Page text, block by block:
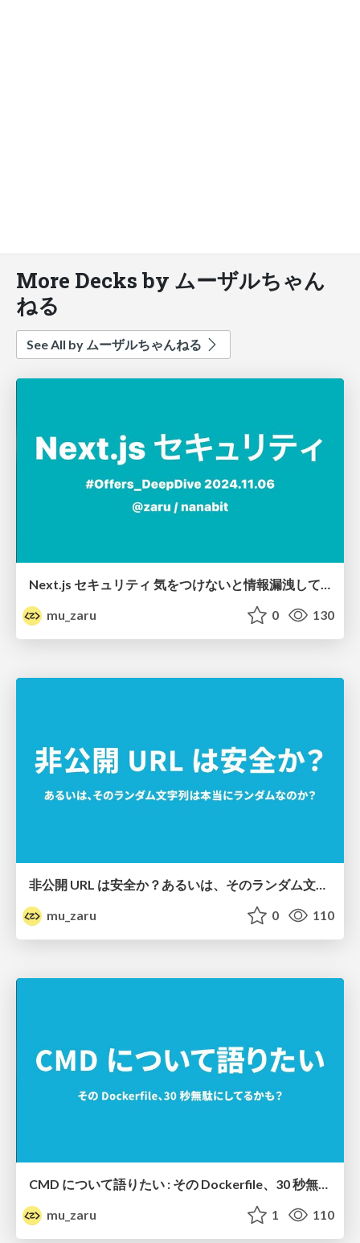
More Decks by ムーザルちゃん
ねる
See All by ムーザルちゃんねる
Next.js セキュリティ 気をつけないと情報漏洩している
mu_zaru
0 130
mu_zaru
0 110
CMD について語りたい : その Dockerfile、30 秒無駄にしてるかも？
mu_zaru
1 110